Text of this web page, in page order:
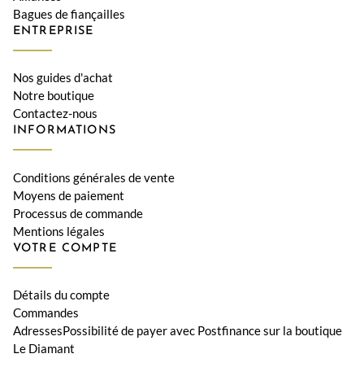
Bagues de fiançailles
ENTREPRISE
Nos guides d'achat
Notre boutique
Contactez-nous
INFORMATIONS
Conditions générales de vente
Moyens de paiement
Processus de commande
Mentions légales
VOTRE COMPTE
Détails du compte
Commandes
AdressesPossibilité de payer avec Postfinance sur la boutique
Le Diamant